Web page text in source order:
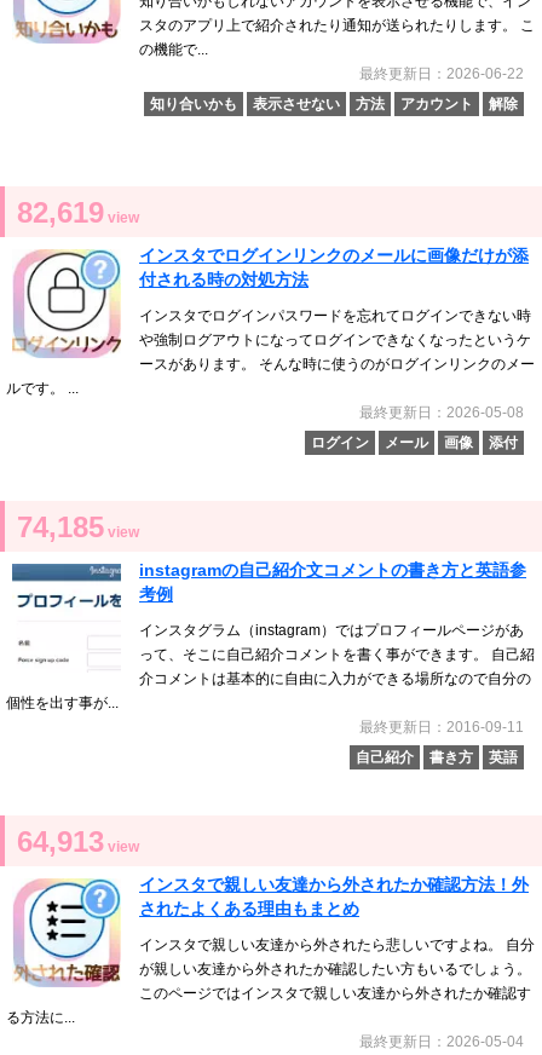
スタのアプリ上で紹介されたり通知が送られたりします。 こ
の機能で...
最終更新日：2026-06-22
知り合いかも
表示させない 方法 アカウント 解除
82,619 view
インスタでログインリンクのメールに画像だけが添
付される時の対処方法
インスタでログインパスワードを忘れてログインできない時
や強制ログアウトになってログインできなくなったというケ
ースがあります。 そんな時に使うのがログインリンクのメー
ルです。 ...
最終更新日：2026-05-08
ログイン
メール 画像 添付
74,185 view
instagramの自己紹介文コメントの書き方と英語参
考例
インスタグラム（instagram）ではプロフィールページがあ
って、そこに自己紹介コメントを書く事ができます。 自己紹
介コメントは基本的に自由に入力ができる場所なので自分の
個性を出す事が...
最終更新日：2016-09-11
自己紹介
書き方 英語
64,913 view
インスタで親しい友達から外されたか確認方法！外
されたよくある理由もまとめ
インスタで親しい友達から外されたら悲しいですよね。 自分
が親しい友達から外されたか確認したい方もいるでしょう。
このページではインスタで親しい友達から外されたか確認す
る方法に...
最終更新日：2026-05-04